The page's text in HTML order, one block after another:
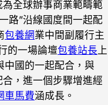
全球辦事商業範疇範
路”沿線國度間一起配
包養網業中間副履行主
的一場論壇包養站長 上
中國的一起配合，與
合，進一個步驟增進經
車馬費涵成長。